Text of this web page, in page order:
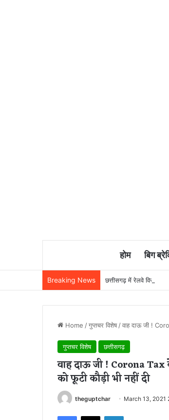
होम बिग
Breaking News छत्तीसगढ़ में रेलवे विस्तार
Home /गुप्तचर विशेष /वाह दाऊ जी !
गुप्तचर विशेष छत्तीसगढ़
वाह दाऊ जी ! Corona
को फूटी कौड़ी भी नहीं दी
theguptchar March 13, 2021